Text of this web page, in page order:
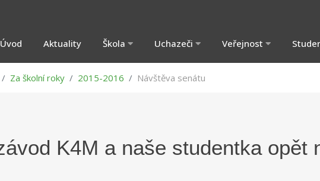
Úvod Aktuality Škola Uchazeči Veřejnost
Za školní roky 2015-2016 Návštěva senátu
K4M a naše studentka opět